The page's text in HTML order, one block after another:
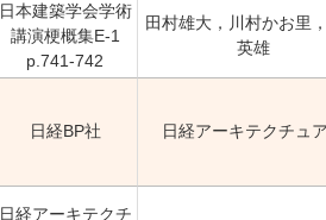
日本建築学会学術
講演梗概集E-1
p.741-742
田村雄大，川村かお里
英雄
日経BP社 日経アーキテクチュ
日経アーキテクチ